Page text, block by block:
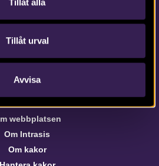
Tillåt urval
Avvisa
till medarbetare och kontor
webbplatsen
webbplatsen
Om Intrasis
Om kakor